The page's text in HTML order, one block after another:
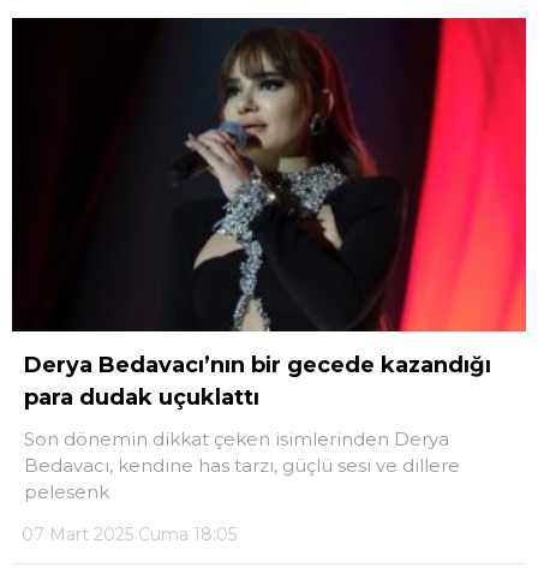
Derya Bedavacı’nın bir gecede kazandığı
para dudak uçuklattı
Son dönemin dikkat çeken isimlerinden Derya
Bedavacı, kendine has tarzı, güçlü sesi ve dillere
pelesenk
07 Mart 2025 Cuma 18:05